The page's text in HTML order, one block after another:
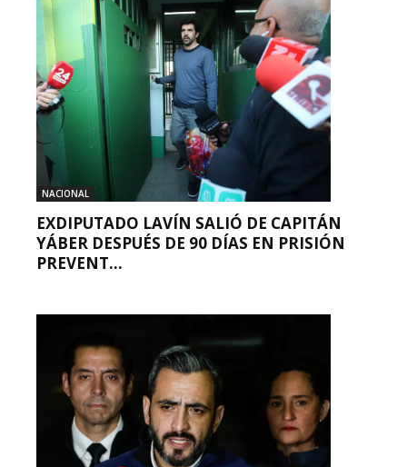
NACIONAL
EXDIPUTADO LAVÍN SALIÓ DE CAPITÁN
YÁBER DESPUÉS DE 90 DÍAS EN PRISIÓN
PREVENT...